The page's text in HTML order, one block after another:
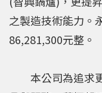
之製造技術能力。
86,281,300元整。
本公司為追求更